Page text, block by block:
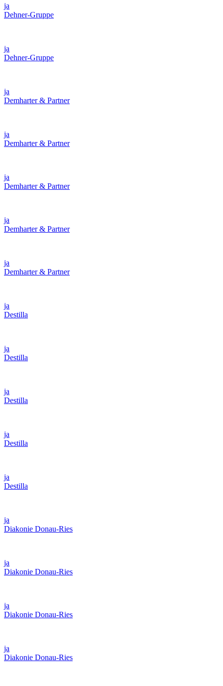
ja
Dehner-Gruppe
ja
Dehner-Gruppe
ja
Demharter & Partner
ja
Demharter & Partner
ja
Demharter & Partner
ja
Demharter & Partner
ja
Demharter & Partner
ja
Destilla
ja
Destilla
ja
Destilla
ja
Destilla
ja
Destilla
ja
Diakonie Donau-Ries
ja
Diakonie Donau-Ries
ja
Diakonie Donau-Ries
ja
Diakonie Donau-Ries